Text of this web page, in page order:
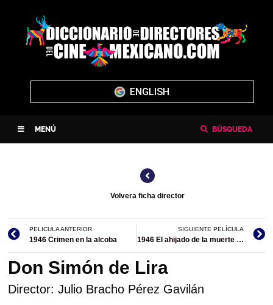
ENGLISH
MENÚ BÚSQUEDA
Volvera ficha director
PELICULA ANTERIOR
1946 Crimen en la alcoba
SIGUIENTE PELÍCULA
1946 El ahijado de la muerte (filmografía en México)
Don Simón de Lira
Director: Julio Bracho Pérez Gavilán